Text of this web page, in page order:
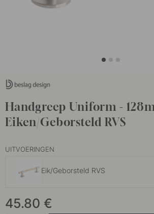
Handgreep Uniform -
Eiken/Geborsteld RVS
UITVOERINGEN
Eik/Geborsteld RVS
Eiken/Zwart
45.80 €